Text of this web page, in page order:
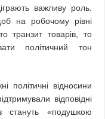
важливу роль.
на робочому рівні
транзит товарів, то
політичний тон
політичні відносини
відповідні
стануть «подушкою